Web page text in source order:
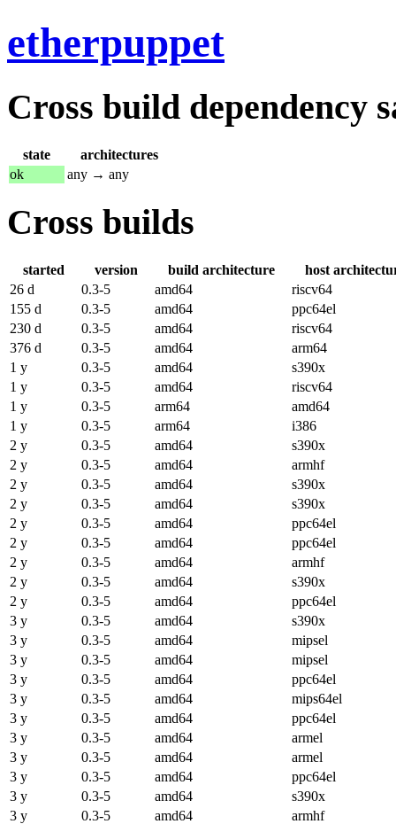
etherpuppet
Cross build dependency
state
architectures
ok
any → any
Cross builds
started version build architecture
host
26 d
0.3-5 amd64
riscv64
155 d
0.3-5 amd64
ppc64el
230 d
0.3-5 amd64
riscv64
376 d
0.3-5 amd64
arm64
1 y
0.3-5 amd64
s390x
1 y
0.3-5 amd64
riscv64
1 y
0.3-5 arm64
amd64
1 y
0.3-5 arm64
i386
2 y
0.3-5 amd64
s390x
2 y
0.3-5 amd64
armhf
2 y
0.3-5 amd64
s390x
2 y
0.3-5 amd64
s390x
2 y
0.3-5 amd64
ppc64el
2 y
0.3-5 amd64
ppc64el
2 y
0.3-5 amd64
armhf
2 y
0.3-5 amd64
s390x
2 y
0.3-5 amd64
ppc64el
3 y
0.3-5 amd64
s390x
3 y
0.3-5 amd64
mipsel
3 y
0.3-5 amd64
mipsel
3 y
0.3-5 amd64
ppc64el
3 y
0.3-5 amd64
mips64el
3 y
0.3-5 amd64
ppc64el
3 y
0.3-5 amd64
armel
3 y
0.3-5 amd64
armel
3 y
0.3-5 amd64
ppc64el
3 y
0.3-5 amd64
s390x
3 y
0.3-5 amd64
armhf